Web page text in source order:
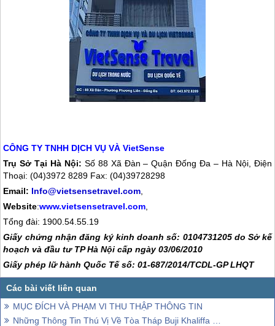
CÔNG TY TNHH DỊCH VỤ VÀ VietSense
Trụ Sở Tại Hà Nội: Số 88 Xã Đàn – Quận Đống Đa – Hà Nội, Điện
Thoại: (04)3972 8289 Fax: (04)39728298
Email: Info@vietsensetravel.com,
Website:www.vietsensetravel.com,
Tổng đài: 1900.54.55.19
Giấy chứng nhận đăng ký kinh doanh số: 0104731205 do Sở kế
hoạch và đầu tư TP Hà Nội cấp ngày 03/06/2010
Giấy phép lữ hành Quốc Tế số: 01-687/2014/TCDL-GP LHQT
MỤC ĐÍCH VÀ PHẠM VI THU THẬP THÔNG TIN
Những Thông Tin Thú Vị Về Tòa Tháp Buji Khaliffa ở Dubai